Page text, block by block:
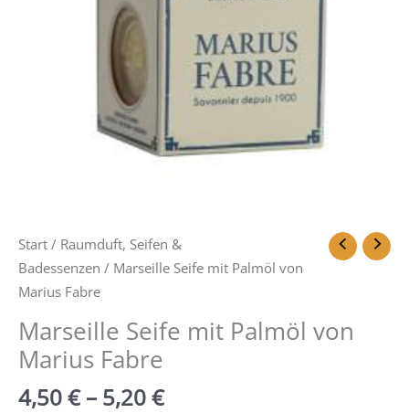
Start / Raumduft, Seifen &
Badessenzen / Marseille Seife mit Palmöl von
Marius Fabre
Marseille Seife mit Palmöl von
Marius Fabre
4,50€– 5,20€